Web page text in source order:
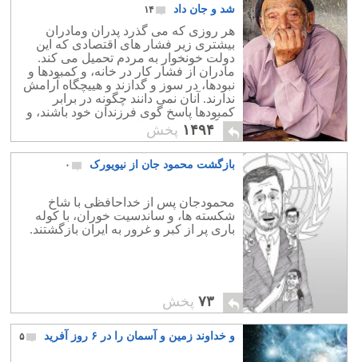
شد و جان داد
۱۴
هر روزی که می گذرد پدران ومادران
بیشتری زیر فشار های اقتصادی که این
دولت خونخوار به مردم تحمیل می کند.
مادران از فشار کار در خانه، و کمبودها و
نبودها، در سوز و گدازند و هییچگاه آرامش
ندارند. آنان نمی دانند چگونه در برابر
کمبودها پاسخ گوی فرزندان خود باشند، و
زندگی خالی خود را توجیح کنند
۱۴۹۴ پخش
بازگشت محمود جان از نیویورک ۰
محمودجان پس از خداحافظی با شاخ
شکسته ها، و ساندسیت خوران، با کوله
باری پر از کبر و غرور به ایران بازگشتند.
۷۳ پخش
و خداوند زمین و آسمان را در ۶ روز آفرید ۵